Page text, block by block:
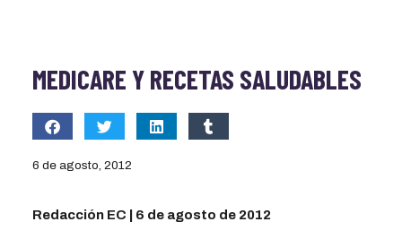
MEDICARE Y RECETAS SALUDABLES
6 de agosto, 2012
Redacción EC | 6 de agosto de 2012